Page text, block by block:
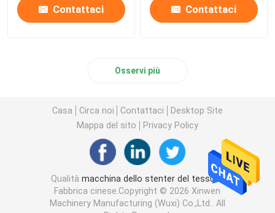
Contattaci Contattaci
Osservi più
Casa Circa noi Contattaci
Desktop Site
Mappa del sito
Privacy Policy
Qualità macchina dello stenter del tessuto
Fabbrica cinese.Copyright © 2026 Xinwen
Machinery Manufacturing (Wuxi) Co.,Ltd.. All